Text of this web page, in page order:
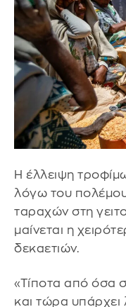
Η έλλειψη
λόγω του πολέμου
ταραχών στη
μαίνεται η
δεκαετιών.
«Τίποτα από όσα
και τώρα